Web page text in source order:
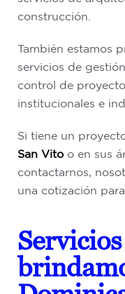
construcción.
También estamos
servicios de
control de
institucionales e
Si tiene un
San Vitoo en sus
contactarnos,
una cotización